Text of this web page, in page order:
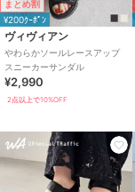
まとめ割
¥200ｸｰﾎﾟﾝ
ヴィヴィアン
やわらかソールレースアップ
スニーカーサンダル
¥2,990
2点以上で10%OFF